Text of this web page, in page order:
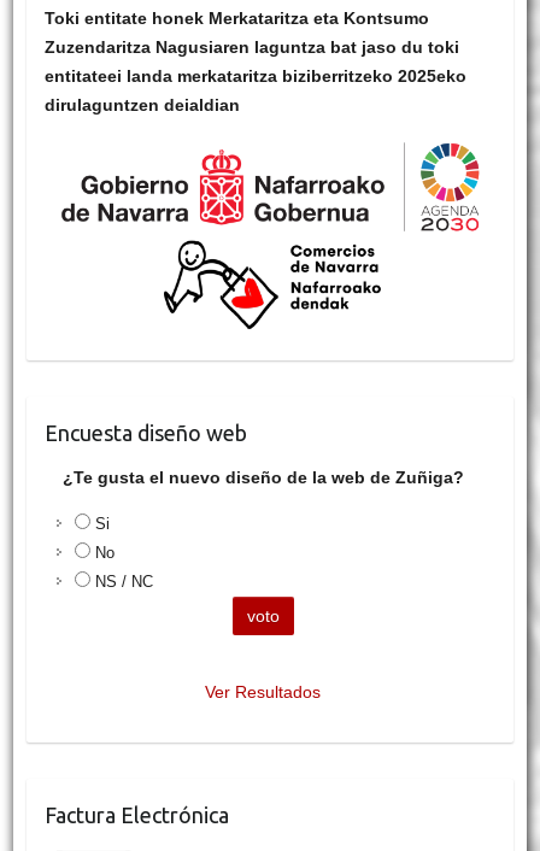
Toki entitate honek Merkataritza eta Kontsumo
Zuzendaritza Nagusiaren laguntza bat jaso du toki
entitateei landa merkataritza biziberritzeko 2025eko
dirulaguntzen deialdian
Encuesta diseño web
¿Te gusta el nuevo diseño de la web de Zuñiga?
Si
No
NS / NC
Ver Resultados
Factura Electrónica